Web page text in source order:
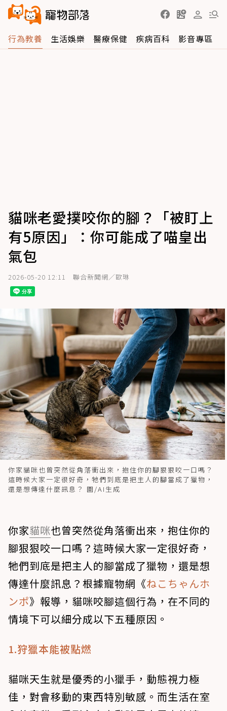
行為教養 生活娛樂 醫療保健 疾病百科 影音專區
貓咪老愛撲咬你的腳？「被盯上
有5原因」：你可能成了喵皇出
氣包
2026-05-20 12:11 聯合新聞網／歐琳
你家貓咪也曾突然從角落衝出來，抱住你的腳狠狠咬一口嗎？
這時候大家一定很好奇，牠們到底是把主人的腳當成了獵物，
還是想傳達什麼訊息？ 圖/AI生成
你家貓咪也曾突然從角落衝出來，抱住你的
腳狠狠咬一口嗎？這時候大家一定很好奇，
牠們到底是把主人的腳當成了獵物，還是想
傳達什麼訊息？根據寵物網《ねこちゃんホ
ンポ》報導，貓咪咬腳這個行為，在不同的
情境下可以細分成以下五種原因。
1.狩獵本能被點燃
貓咪天生就是優秀的小獵手，動態視力極
佳，對會移動的東西特別敏感。而生活在室